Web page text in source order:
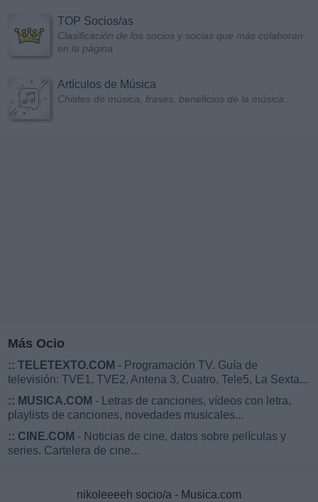
TOP Socios/as
Clasificación de los socios y socias que más colaboran
en la página
Artículos de Música
Chistes de música, frases, beneficios de la música...
Más Ocio
:: TELETEXTO.COM - Programación TV. Guía de
televisión: TVE1, TVE2, Antena 3, Cuatro, Tele5, La Sexta...
:: MUSICA.COM - Letras de canciones, vídeos con letra,
playlists de canciones, novedades musicales...
:: CINE.COM - Noticias de cine, datos sobre películas y
series. Cartelera de cine...
nikoleeeeh socio/a - Musica.com